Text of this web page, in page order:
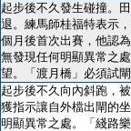
起步後不久發生碰撞。
退。練馬師桂福特表示
個月後首次出賽，他認
無發現任何明顯異常之
望。「渡月橋」必須試
起步後不久向內斜跑，
獲指示讓自外檔出閘的
明顯異常之處。「綫路